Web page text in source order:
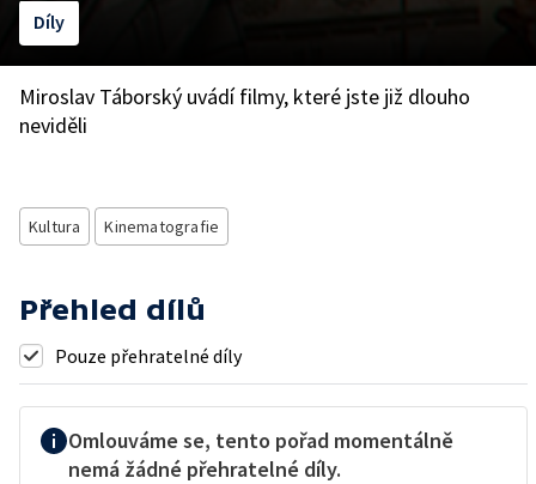
Díly
Miroslav Táborský uvádí filmy, které jste již dlouho
neviděli
Kultura Kinematografie
Přehled dílů
Pouze přehratelné díly
Omlouváme se, tento pořad momentálně
nemá žádné přehratelné díly.